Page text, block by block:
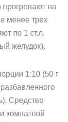
прогревают на
менее трех
по 1 ст.л.
желудок).
1:10 (50 г
Средство
комнатной